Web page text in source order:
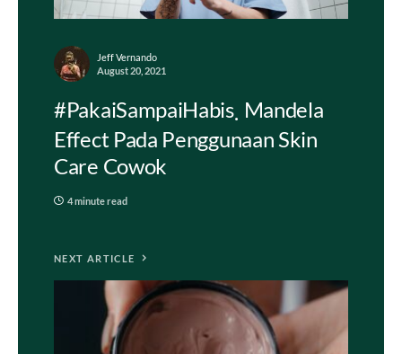
Jeff Vernando
August 20, 2021
#PakaiSampaiHabis Mandela
Effect Pada Penggunaan Skin
Care Cowok
4 minute read
NEXT ARTICLE